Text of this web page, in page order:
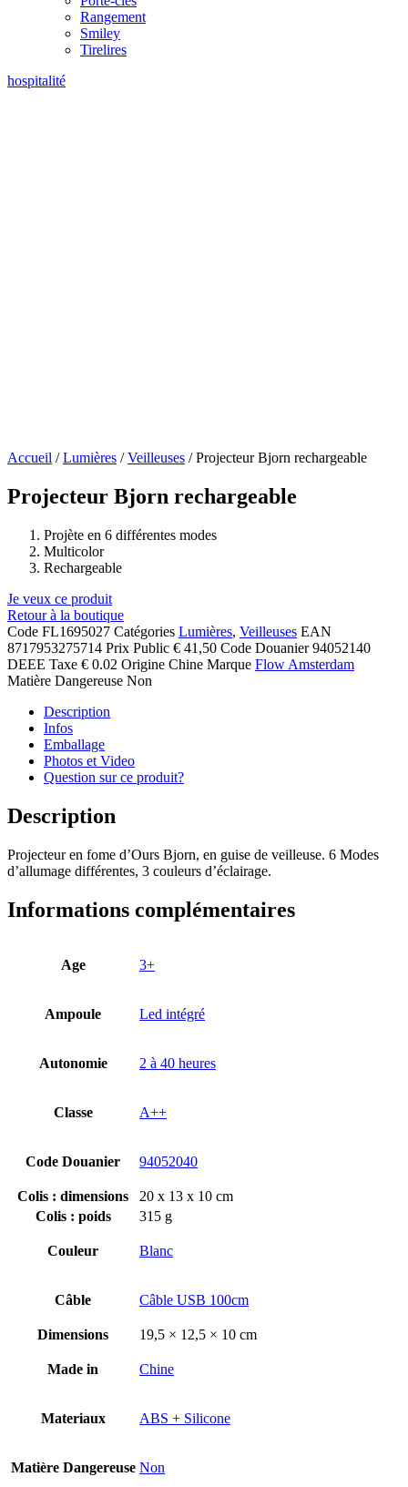
Rangement
Smiley
Tirelires
hospitalité
Accueil /Lumières /Veilleuses / Projecteur Bjorn rechargeable
Projecteur Bjorn rechargeable
Projète en 6 différentes modes
Multicolor
Rechargeable
Je veux ce produit
Retour à la boutique
Code FL1695027 Catégories Lumières, Veilleuses EAN
8717953275714 Prix Public € 41,50 Code Douanier 94052140
DEEE Taxe € 0.02 Origine Chine Marque Flow Amsterdam
Matière Dangereuse Non
Description
Infos
Emballage
Photos et Video
Question sur ce produit?
Description
Projecteur en fome d’Ours Bjorn, en guise de veilleuse. 6 Modes
d’allumage différentes, 3 couleurs d’éclairage.
Informations complémentaires
Age 3+
Ampoule Led intégré
Autonomie 2 à 40 heures
Classe A++
Code Douanier 94052040
Colis : dimensions
20 x 13 x 10 cm
Colis : poids
315 g
Couleur Blanc
Câble Câble USB 100cm
Dimensions 19,5 × 12,5 × 10 cm
Made in Chine
Materiaux ABS + Silicone
Matière Dangereuse Non